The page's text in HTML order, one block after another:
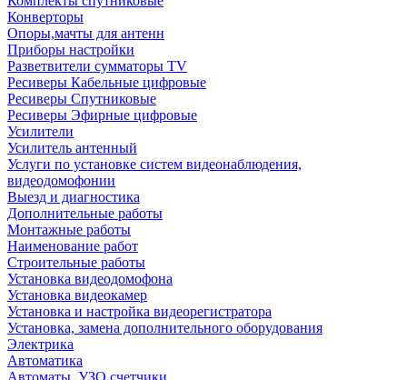
Конверторы
Опоры,мачты для антенн
Приборы настройки
Разветвители сумматоры TV
Ресиверы Кабельные цифровые
Ресиверы Спутниковые
Ресиверы Эфирные цифровые
Усилители
Усилитель антенный
Услуги по установке систем видеонаблюдения,
видеодомофонии
Выезд и диагностика
Дополнительные работы
Монтажные работы
Наименование работ
Строительные работы
Установка видеодомофона
Установка видеокамер
Установка и настройка видеорегистратора
Установка, замена дополнительного оборудования
Электрика
Автоматика
Автоматы, УЗО,счетчики